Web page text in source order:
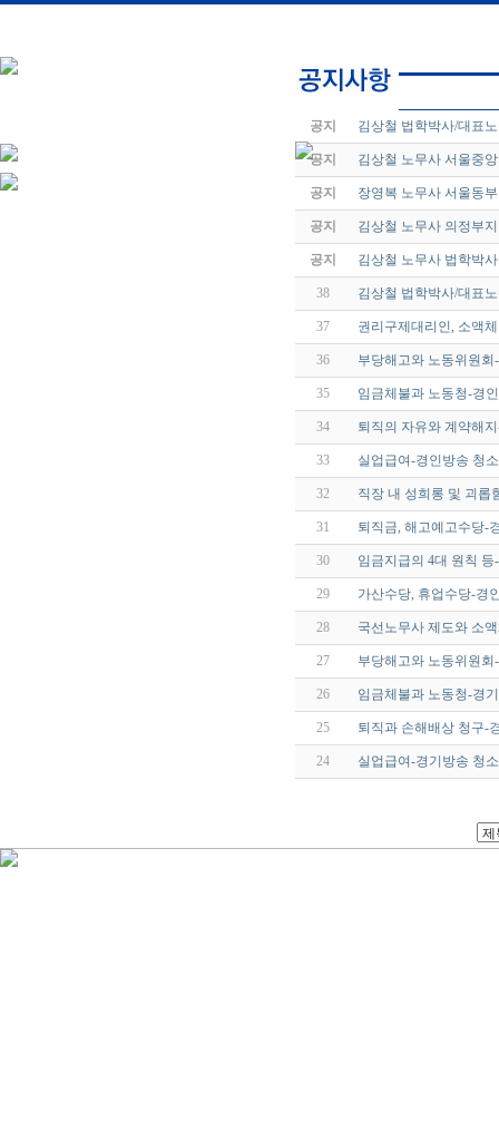
번호
공지 김상철 법학박사/대표
공지 김상철 노무사 서울중
공지 장영복 노무사 서울동
공지 김상철 노무사 의정부
공지 김상철 노무사 법학박
38 김상철 법학박사/대표
37 권리구제대리인, 소액
36 부당해고와 노동위원
35 임금체불과 노동청-경
34 퇴직의 자유와 계약해
33 실업급여-경인방송 청
32 직장 내 성희롱 및 괴
31 퇴직금, 해고예고수당-
30 임금지급의 4대 원칙
29 가산수당, 휴업수당-경
28 국선노무사 제도와 소
27 부당해고와 노동위원
26 임금체불과 노동청-경
25 퇴직과 손해배상 청구-
24 실업급여-경기방송 청